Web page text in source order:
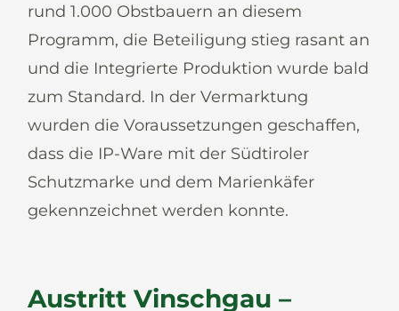
rund 1.000 Obstbauern an diesem
Programm, die Beteiligung stieg rasant an
und die Integrierte Produktion wurde bald
zum Standard. In der Vermarktung
wurden die Voraussetzungen geschaffen,
dass die IP-Ware mit der Südtiroler
Schutzmarke und dem Marienkäfer
gekennzeichnet werden konnte.
Austritt Vinschgau –